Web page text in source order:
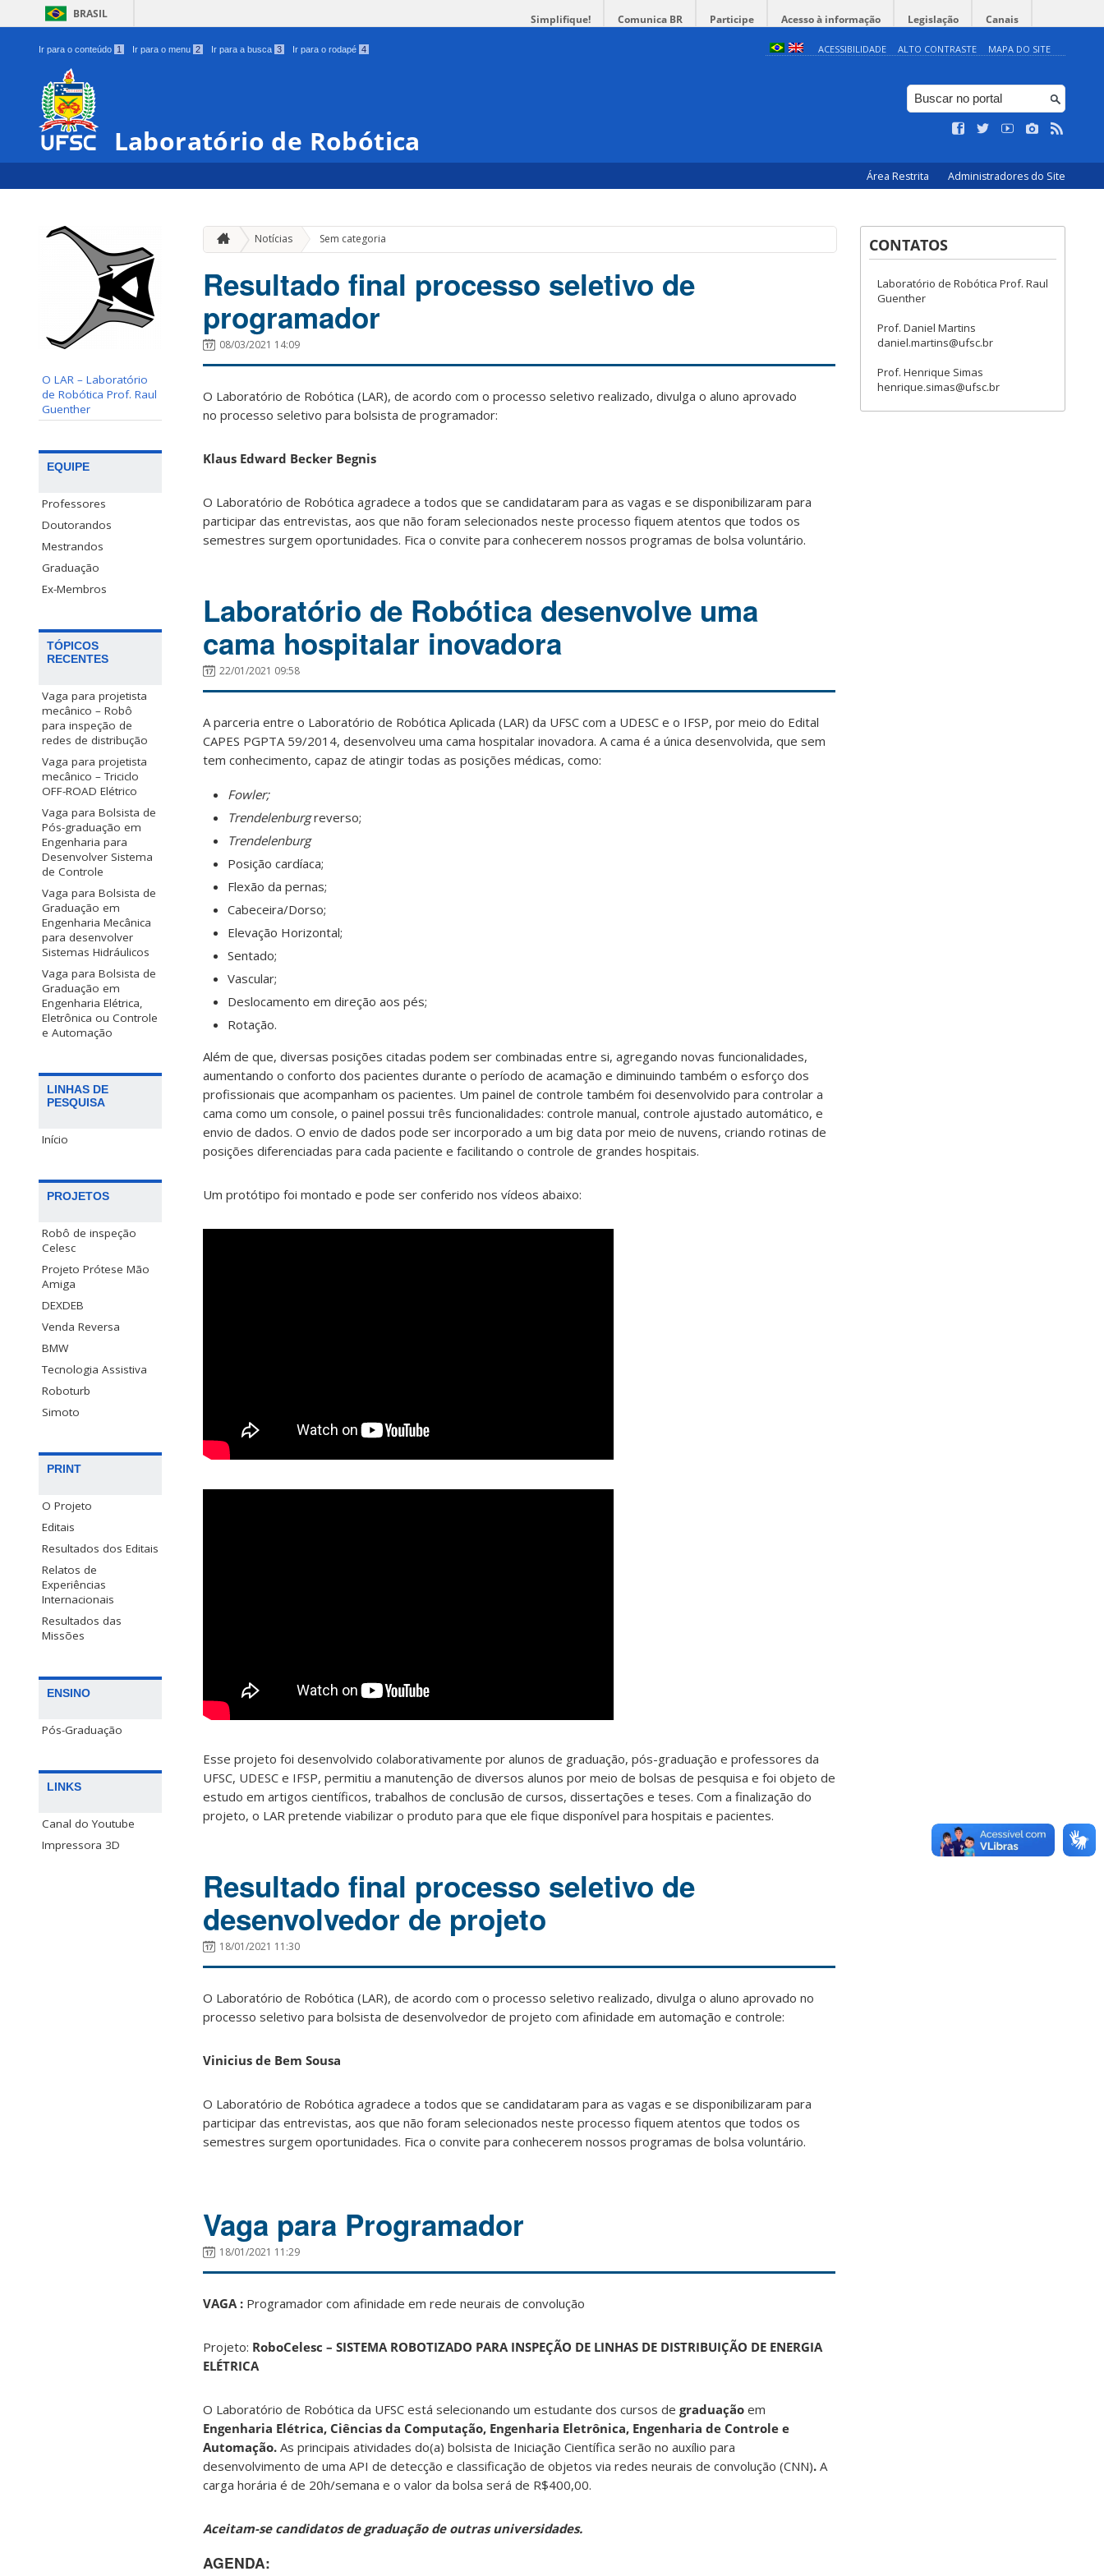
BRASIL Simplifique! Comunica BR Participe Acesso à informação Legislação Canais
Ir para o conteúdo 1 Ir para o menu 2 Ir para a busca 3 Ir para o rodapé 4 ACESSIBILIDADE ALTO CONTRASTE MAPA DO SITE
Laboratório de Robótica
Área Restrita Administradores do Site
O LAR – Laboratório
de Robótica Prof. Raul
Guenther
EQUIPE
Professores
Doutorandos
Mestrandos
Graduação
Ex-Membros
TÓPICOS
RECENTES
Vaga para projetista
mecânico – Robô
para inspeção de
redes de distribução
Vaga para projetista
mecânico – Triciclo
OFF-ROAD Elétrico
Vaga para Bolsista de
Pós-graduação em
Engenharia para
Desenvolver Sistema
de Controle
Vaga para Bolsista de
Graduação em
Engenharia Mecânica
para desenvolver
Sistemas Hidráulicos
Vaga para Bolsista de
Graduação em
Engenharia Elétrica,
Eletrônica ou Controle
e Automação
LINHAS DE
PESQUISA
Início
PROJETOS
Robô de inspeção
Celesc
Projeto Prótese Mão
Amiga
DEXDEB
Venda Reversa
BMW
Tecnologia Assistiva
Roboturb
Simoto
PRINT
O Projeto
Editais
Resultados dos Editais
Relatos de
Experiências
Internacionais
Resultados das
Missões
ENSINO
Pós-Graduação
LINKS
Canal do Youtube
Impressora 3D
Notícias Sem categoria
Resultado final processo seletivo de
programador
08/03/2021 14:09
O Laboratório de Robótica (LAR), de acordo com o processo seletivo realizado, divulga o aluno aprovado
no processo seletivo para bolsista de programador:
Klaus Edward Becker Begnis
O Laboratório de Robótica agradece a todos que se candidataram para as vagas e se disponibilizaram para
participar das entrevistas, aos que não foram selecionados neste processo fiquem atentos que todos os
semestres surgem oportunidades. Fica o convite para conhecerem nossos programas de bolsa voluntário.
Laboratório de Robótica desenvolve uma
cama hospitalar inovadora
22/01/2021 09:58
A parceria entre o Laboratório de Robótica Aplicada (LAR) da UFSC com a UDESC e o IFSP, por meio do Edital
CAPES PGPTA 59/2014, desenvolveu uma cama hospitalar inovadora. A cama é a única desenvolvida, que sem
tem conhecimento, capaz de atingir todas as posições médicas, como:
Fowler;
Trendelenburgreverso;
Trendelenburg
Posição cardíaca;
Flexão da pernas;
Cabeceira/Dorso;
Elevação Horizontal;
Sentado;
Vascular;
Deslocamento em direção aos pés;
Rotação.
Além de que, diversas posições citadas podem ser combinadas entre si, agregando novas funcionalidades,
aumentando o conforto dos pacientes durante o período de acamação e diminuindo também o esforço dos
profissionais que acompanham os pacientes. Um painel de controle também foi desenvolvido para controlar a
cama como um console, o painel possui três funcionalidades: controle manual, controle ajustado automático, e
envio de dados. O envio de dados pode ser incorporado a um big data por meio de nuvens, criando rotinas de
posições diferenciadas para cada paciente e facilitando o controle de grandes hospitais.
Um protótipo foi montado e pode ser conferido nos vídeos abaixo:
Esse projeto foi desenvolvido colaborativamente por alunos de graduação, pós-graduação e professores da
UFSC, UDESC e IFSP, permitiu a manutenção de diversos alunos por meio de bolsas de pesquisa e foi objeto de
estudo em artigos científicos, trabalhos de conclusão de cursos, dissertações e teses. Com a finalização do
projeto, o LAR pretende viabilizar o produto para que ele fique disponível para hospitais e pacientes.
Resultado final processo seletivo de
desenvolvedor de projeto
18/01/2021 11:30
O Laboratório de Robótica (LAR), de acordo com o processo seletivo realizado, divulga o aluno aprovado no
processo seletivo para bolsista de desenvolvedor de projeto com afinidade em automação e controle:
Vinicius de Bem Sousa
O Laboratório de Robótica agradece a todos que se candidataram para as vagas e se disponibilizaram para
participar das entrevistas, aos que não foram selecionados neste processo fiquem atentos que todos os
semestres surgem oportunidades. Fica o convite para conhecerem nossos programas de bolsa voluntário.
Vaga para Programador
18/01/2021 11:29
VAGA : Programador com afinidade em rede neurais de convolução
Projeto: RoboCelesc – SISTEMA ROBOTIZADO PARA INSPEÇÃO DE LINHAS DE DISTRIBUIÇÃO DE ENERGIA
ELÉTRICA
O Laboratório de Robótica da UFSC está selecionando um estudante dos cursos de graduação em
Engenharia Elétrica, Ciências da Computação, Engenharia Eletrônica, Engenharia de Controle e
Automação. As principais atividades do(a) bolsista de Iniciação Científica serão no auxílio para
desenvolvimento de uma API de detecção e classificação de objetos via redes neurais de convolução (CNN). A
carga horária é de 20h/semana e o valor da bolsa será de R$400,00.
Aceitam-se candidatos de graduação de outras universidades.
AGENDA:
CONTATOS
Laboratório de Robótica Prof. Raul
Guenther
Prof. Daniel Martins
daniel.martins@ufsc.br
Prof. Henrique Simas
henrique.simas@ufsc.br